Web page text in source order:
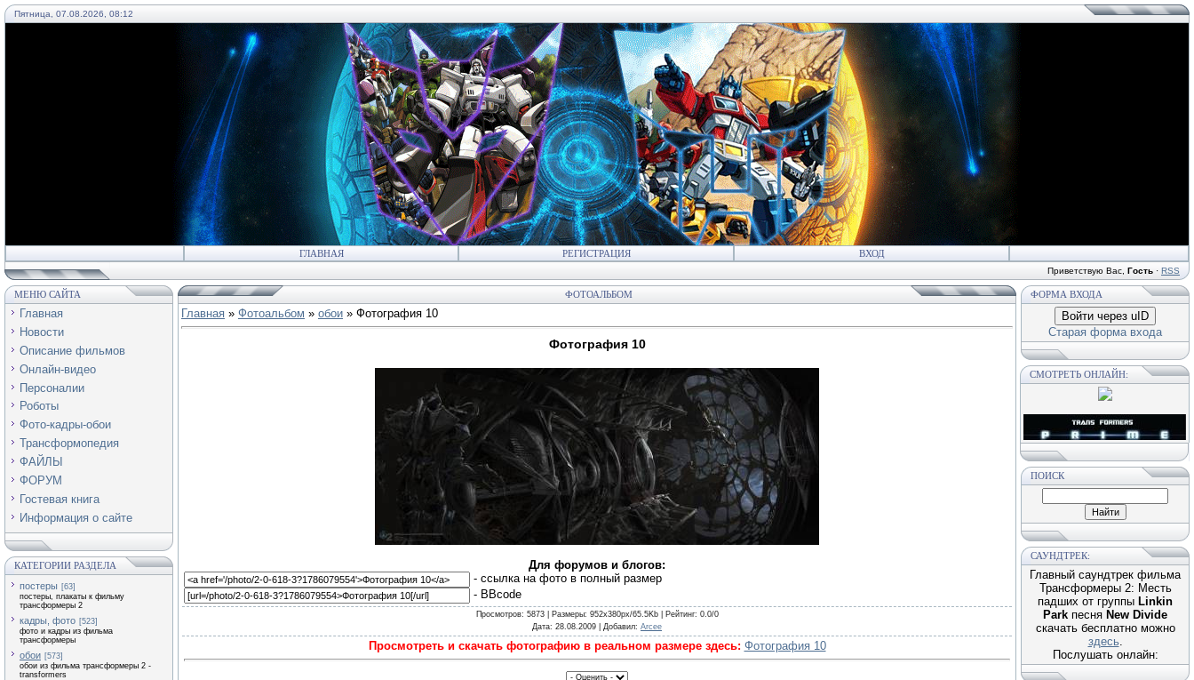
Пятница, 07.08.2026, 08:12
ГЛАВНАЯ РЕГИСТРАЦИЯ ВХОД
Приветствую Вас Гость · RSS
МЕНЮ САЙТА
Главная
Новости
Описание фильмов
Онлайн-видео
Персоналии
Роботы
Фото-кадры-обои
Трансформопедия
ФАЙЛЫ
ФОРУМ
Гостевая книга
Информация о сайте
КАТЕГОРИИ РАЗДЕЛА
постеры [63]
постеры, плакаты к фильму
трансформеры 2
кадры, фото [523]
фото и кадры из фильма
трансформеры
обои [573]
обои из фильма трансформеры 2 -
transformers
ФОТОАЛЬБОМ
Главная » Фотоальбом » обои » Фотография 10
Фотография 10
Для форумов и блогов:
- cсылка на фото в полный размер
- BBcode
Просмотров: 5873 | Размеры: 952x380px/65.5Kb | Рейтинг: 0.0/0
Дата: 28.08.2009 | Добавил: Arcee
Просмотреть и скачать фотографию в реальном размере здесь: Фотография 10
ФОРМА ВХОДА
Войти через uID
Старая форма входа
СМОТРЕТЬ ОНЛАЙН:
ПОИСК
САУНДТРЕК:
Главный саундтрек фильма
Трансформеры 2: Месть
падших от группы Linkin
Park песня New Divide
скачать бесплатно можно
здесь.
Послушать онлайн: